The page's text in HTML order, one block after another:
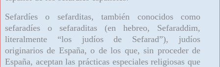
Sefardíes o sefarditas, también conocidos como
sefaradíes o sefaraditas (en hebreo, Sefaraddim,
literalmente “los judíos de Sefarad”), judíos
originarios de España, o de los que, sin proceder de
España, aceptan las prácticas especiales religiosas que